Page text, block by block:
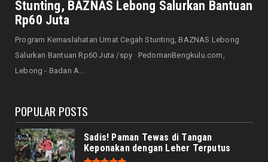
August 10, 2026
DLH dan Damkar Kolaborasi Jaga Keasrian
Taman Kota di Musim ...
Stunting, BAZNAS Lebong Salurkan Bantuan
Rp60 Juta
Program Kemaslahatan Umat Cegah Stunting, BAZNAS Lebong
Salurkan Bantuan Rp60 Juta /spy PedomanBengkulu.com,
Lebong - Badan A...
POPULAR POSTS
Sadis! Paman Tewas di Tangan
Keponakan dengan Leher Terputus